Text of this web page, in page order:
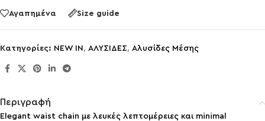
Αγαπημένα Size guide
Κατηγορίες: NEW IN , ΑΛΥΣΙΔΕΣ, Αλυσίδες Μέσης
Περιγραφή
Elegant waist chain με λευκές λεπτομέρειες και minimal